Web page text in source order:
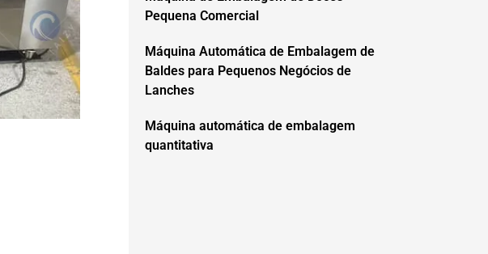
Pequena Comercial
Máquina Automática de Embalagem de
Baldes para Pequenos Negócios de
Lanches
Máquina automática de embalagem
quantitativa